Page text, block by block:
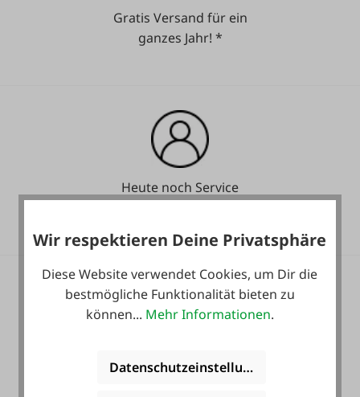
Gratis Versand für ein
ganzes Jahr! *
Heute noch Service
Langzeit-Garantie.
Wir respektieren Deine Privatsphäre
Diese Website verwendet Cookies, um Dir die
bestmögliche Funktionalität bieten zu
können... Mehr Informationen.
Datenschutzeinstellungen